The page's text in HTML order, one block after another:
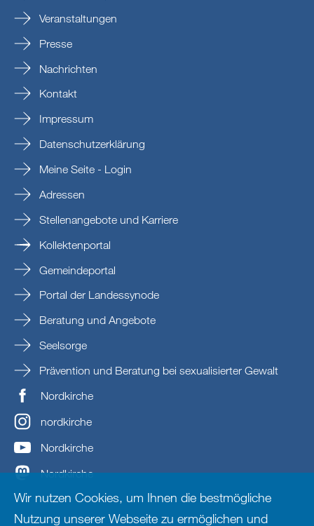
Veranstaltungen
Presse
Nachrichten
Kontakt
Impressum
Datenschutzerklärung
Meine Seite - Login
Adressen
Stellenangebote und Karriere
Kollektenportal
Gemeindeportal
Portal der Landessynode
Beratung und Angebote
Seelsorge
Prävention und Beratung bei sexualisierter Gewalt
Nordkirche
nordkirche
Nordkirche
Nordkirche
Wir nutzen Cookies, um Ihnen die bestmögliche
Nutzung unserer Webseite zu ermöglichen und